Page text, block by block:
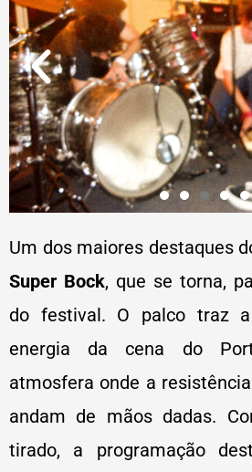
Um dos maiores destaques
Super Bock, que se torna,
do festival. O palco traz
energia da cena do
atmosfera onde a
andam de mãos dadas.
tirado, a programação